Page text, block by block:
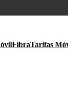
FibraTarifas